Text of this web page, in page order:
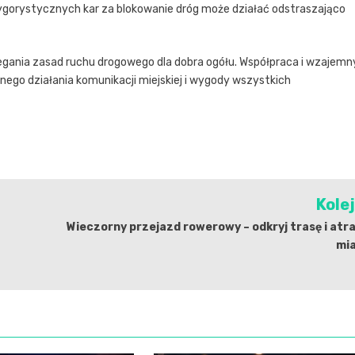
kar za blokowanie dróg może działać odstraszająco
zasad ruchu drogowego dla dobra ogółu. Współpraca i
działania komunikacji miejskiej i wygody wszystkich
Wieczorny przejazd rowerowy – odkryj trasę i